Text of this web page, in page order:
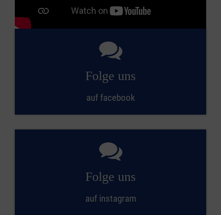
Folge uns
auf facebook
Folge uns
auf instagram